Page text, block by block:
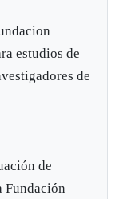
estudios de
de
de
Fundación